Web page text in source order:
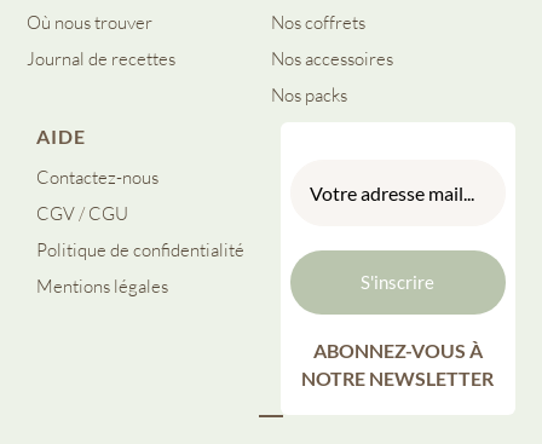
Où nous trouver
Journal de recettes
Nos coffrets
Nos accessoires
Nos packs
AIDE
Contactez-nous
CGV/CGU
Politique de confidentialité
Mentions légales
ABONNEZ-VOUS À
NOTRE NEWSLETTER